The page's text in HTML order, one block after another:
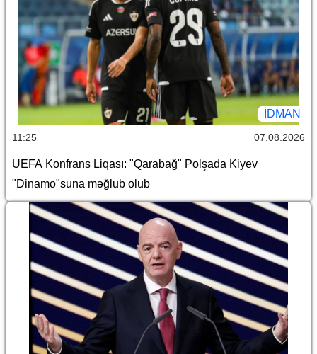
İDMAN
11:25 07.08.2026
UEFA Konfrans Liqası: "Qarabağ" Polşada Kiyev
"Dinamo"suna məğlub olub